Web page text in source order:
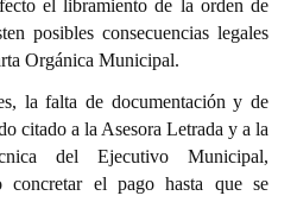
el libramiento de la orden de
posibles consecuencias legales
Orgánica Municipal.
la falta de documentación y de
citado a la Asesora Letrada y a la
del Ejecutivo Municipal,
concretar el pago hasta que se